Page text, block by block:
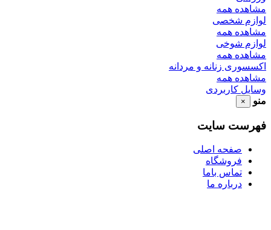
مشاهده همه
لوازم شخصی
مشاهده همه
لوازم شوخی
مشاهده همه
اکسسوری زنانه و مردانه
مشاهده همه
وسایل کاربردی
منو
×
فهرست سایت
صفحه اصلی
فروشگاه
تماس باما
درباره ما